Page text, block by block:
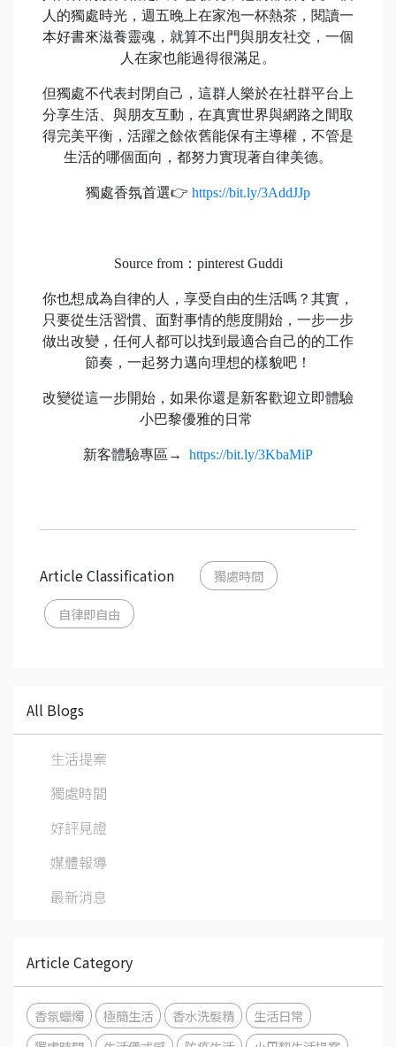
人的獨處時光，週五晚上在家泡一杯熱茶，閱讀一
本好書來滋養靈魂，就算不出門與朋友社交，一個
人在家也能過得很滿足。
但獨處不代表封閉自己，這群人樂於在社群平台上
分享生活、與朋友互動，在真實世界與網路之間取
得完美平衡，活躍之餘依舊能保有主導權，不管是
生活的哪個面向，都努力實現著自律美德。
獨處香氛首選👉 https://bit.ly/3AddJJp
Source from：pinterest Guddi
你也想成為自律的人，享受自由的生活嗎？其實，
只要從生活習慣、面對事情的態度開始，一步一步
做出改變，任何人都可以找到最適合自己的的工作
節奏，一起努力邁向理想的樣貌吧！
改變從這一步開始，如果你還是新客歡迎立即體驗
小巴黎優雅的日常
新客體驗專區→ https://bit.ly/3KbaMiP
Article Classification 獨處時間
自律即自由
All Blogs
生活提案
獨處時間
好評見證
媒體報導
最新消息
Article Category
香氛蠟燭 極簡生活 香水洗髮精
生活日常